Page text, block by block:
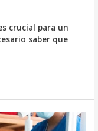
crucial para un
saber que